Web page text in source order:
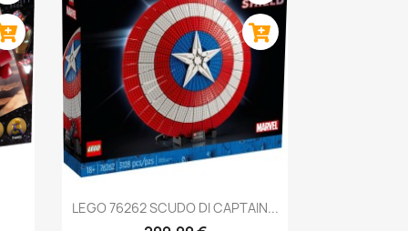
Anteprima
LEGO 76262 SCUDO DI CAPTAIN...